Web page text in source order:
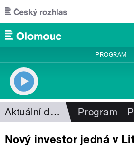
Přejít k hlavnímu obsahu
PROGRAM
Aktuální dění Program
Nový investor jedná v